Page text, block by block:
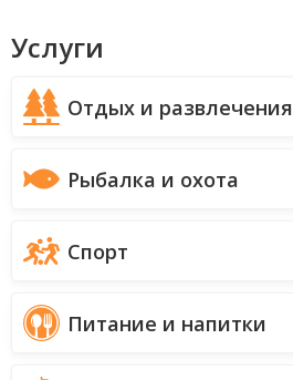
Услуги
Отдых и развлечения
Рыбалка и охота
Спорт
Питание и напитки